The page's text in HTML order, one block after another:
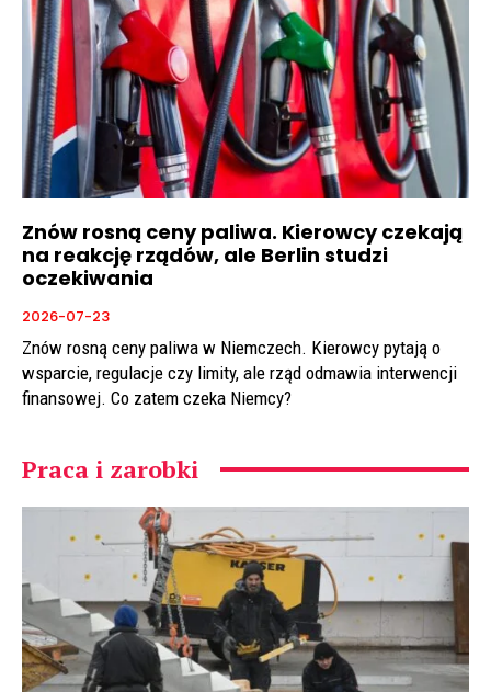
Znów rosną ceny paliwa. Kierowcy czekają
na reakcję rządów, ale Berlin studzi
oczekiwania
2026-07-23
Znów rosną ceny paliwa w Niemczech. Kierowcy pytają o
wsparcie, regulacje czy limity, ale rząd odmawia interwencji
finansowej. Co zatem czeka Niemcy?
Praca i zarobki